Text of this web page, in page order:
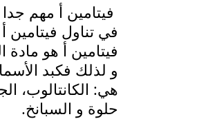
فيتامين أ مهم
في تناول
فيتامين أ هو مادة
و لذلك فكبد
هي: الكانتالوب،
حلوة و السبانخ.